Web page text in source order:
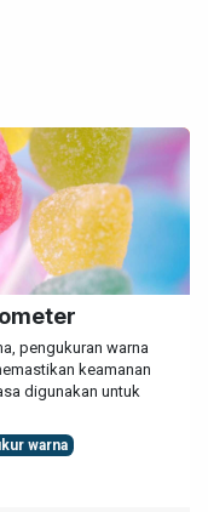
pengukuran warna
keamanan
digunakan untuk
warna